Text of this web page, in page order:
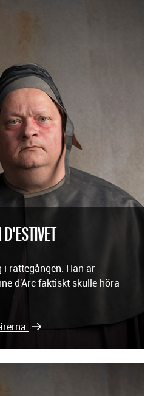
i rättegången. Han är
d'Arc faktiskt skulle höra